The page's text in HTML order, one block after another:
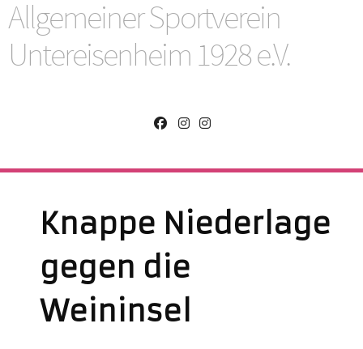
Allgemeiner Sportverein
Untereisenheim 1928 e.V.
Knappe Niederlage
gegen die
Weininsel